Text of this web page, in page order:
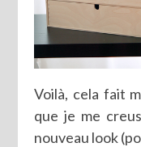
Voilà, cela fait
que je me
nouveau look